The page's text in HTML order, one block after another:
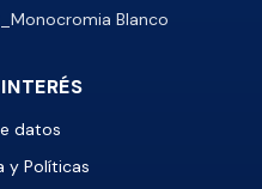
datos
y Políticas